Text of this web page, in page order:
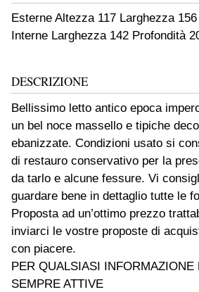
Esterne Altezza 117 Larghezza
Interne Larghezza 142 Profondità
DESCRIZIONE
Bellissimo letto antico epoca
un bel noce massello e tipiche
ebanizzate. Condizioni usato si
di restauro conservativo per la
da tarlo e alcune fessure. Vi
guardare bene in dettaglio tutte le
Proposta ad un’ottimo prezzo
inviarci le vostre proposte di
con piacere.
PER QUALSIASI INFORMAZIONE
SEMPRE ATTIVE